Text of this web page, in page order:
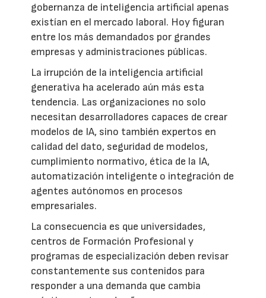
gobernanza de inteligencia artificial apenas
existían en el mercado laboral. Hoy figuran
entre los más demandados por grandes
empresas y administraciones públicas.
La irrupción de la inteligencia artificial
generativa ha acelerado aún más esta
tendencia. Las organizaciones no solo
necesitan desarrolladores capaces de crear
modelos de IA, sino también expertos en
calidad del dato, seguridad de modelos,
cumplimiento normativo, ética de la IA,
automatización inteligente o integración de
agentes autónomos en procesos
empresariales.
La consecuencia es que universidades,
centros de Formación Profesional y
programas de especialización deben revisar
constantemente sus contenidos para
responder a una demanda que cambia